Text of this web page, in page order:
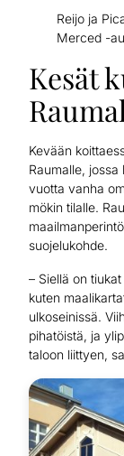
Reijo ja
Merced -
Kesät
Kevään
Raumalle,
vuotta vanha
mökin tilalle.
suojelukohde.
– Siellä on
kuten
ulkoseinissä.
pihatöistä, ja
taloon liittyen,